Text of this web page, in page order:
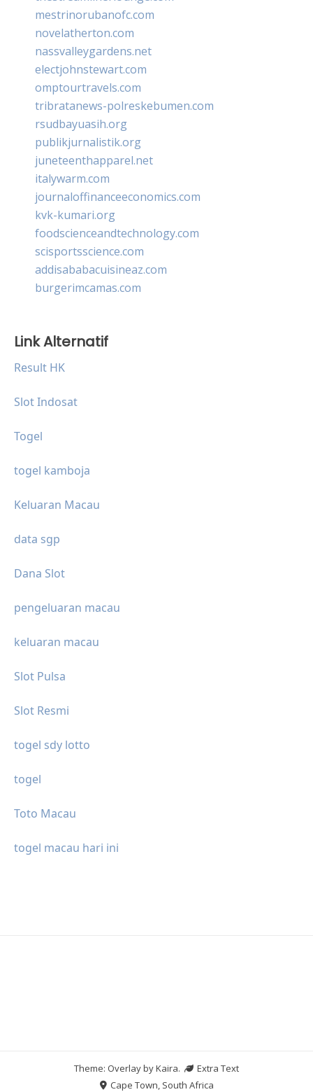
mestrinorubanofc.com
novelatherton.com
nassvalleygardens.net
electjohnstewart.com
omptourtravels.com
tribratanews-polreskebumen.com
rsudbayuasih.org
publikjurnalistik.org
juneteenthapparel.net
italywarm.com
journaloffinanceeconomics.com
kvk-kumari.org
foodscienceandtechnology.com
scisportsscience.com
addisababacuisineaz.com
burgerimcamas.com
Link Alternatif
Result HK
Slot Indosat
Togel
togel kamboja
Keluaran Macau
data sgp
Dana Slot
pengeluaran macau
keluaran macau
Slot Pulsa
Slot Resmi
togel sdy lotto
togel
Toto Macau
togel macau hari ini
Theme: Overlay byKaira.
Extra Text
Cape Town, South Africa